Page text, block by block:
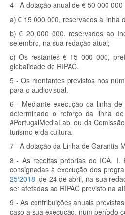
4 - A dotação anual de € 50 000
a) € 15 000 000, reservados à linha
b) € 20 000 000, reservados ao
setembro, na sua redação atual;
c) Os restantes € 15 000 000,
globalidade do RIPAC.
5 - Os montantes previstos nos
para o audiovisual.
6 - Mediante execução da linha
determinado o reforço da linha
#PortugalMediaLab, ou da
turismo e da cultura.
7 - A dotação da Linha de Garantia
8 - As receitas próprias do ICA, I.
consignadas à execução dos
25/2018, de 24 de abril, na sua
ser afetadas ao RIPAC previsto na
9 - As contribuições anuais
caso a sua execução, num período